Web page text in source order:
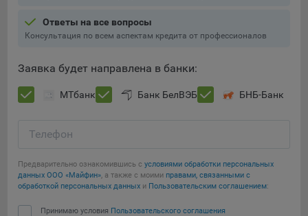
Ответы на все вопросы
Консультация по всем аспектам кредита от профессионалов
Заявка будет направлена в банки:
МТбанк Банк БелВЭБ БНБ-Банк
Телефон
Предварительно ознакомившись с условиями обработки персональных
данных ООО «Майфин», а также с моими правами, связанными с
обработкой персональных данных и Пользовательским соглашением:
Принимаю условия Пользовательского соглашения